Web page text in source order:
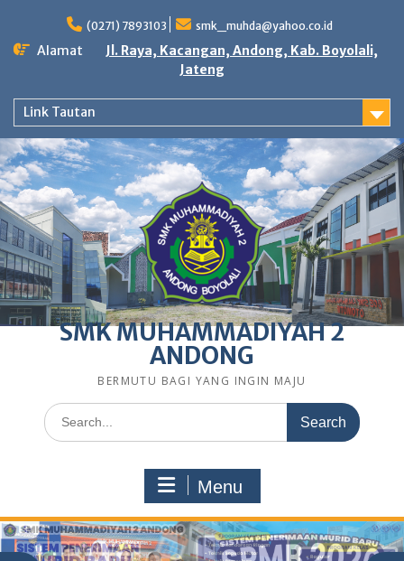
content
(0271) 7893103 smk_muhda@yahoo.co.id
Alamat
Jl. Raya, Kacangan, Andong, Kab. Boyolali,
Jateng
Link Tautan
SMK MUHAMMADIYAH 2
ANDONG
BERMUTU BAGI YANG INGIN MAJU
Search
for:
Menu